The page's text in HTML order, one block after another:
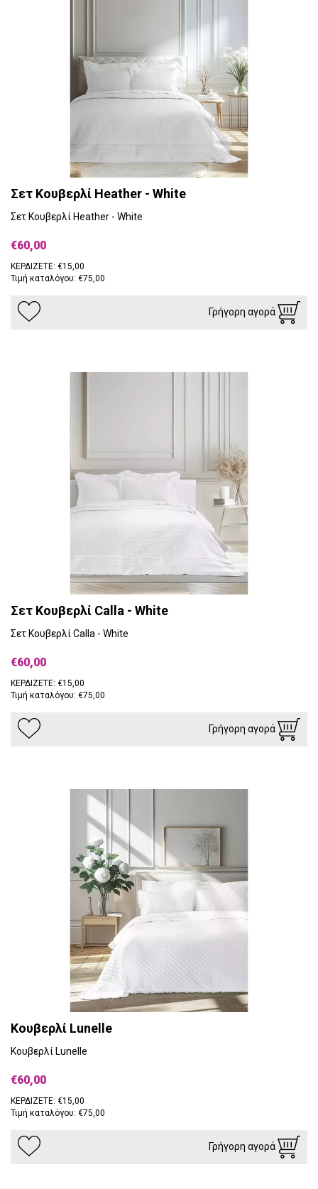
Σετ Κουβερλί Heather - White
Σετ Κουβερλί Heather - White
€60,00
ΚΕΡΔΙΖΕΤΕ: €15,00
Τιμή καταλόγου: €75,00
Γρήγορη αγορά
Σετ Κουβερλί Calla - White
Σετ Κουβερλί Calla - White
€60,00
ΚΕΡΔΙΖΕΤΕ: €15,00
Τιμή καταλόγου: €75,00
Γρήγορη αγορά
Κουβερλί Lunelle
Κουβερλί Lunelle
€60,00
ΚΕΡΔΙΖΕΤΕ: €15,00
Τιμή καταλόγου: €75,00
Γρήγορη αγορά